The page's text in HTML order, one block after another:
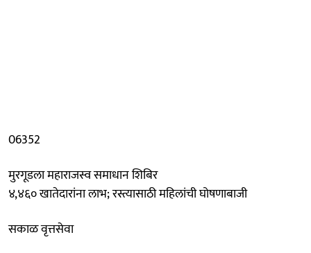
06352
मुरगूडला महाराजस्व समाधान शिबिर
४,४६० खातेदारांना लाभ; रस्त्यासाठी महिलांची घोषणाबाजी
सकाळ वृत्तसेवा